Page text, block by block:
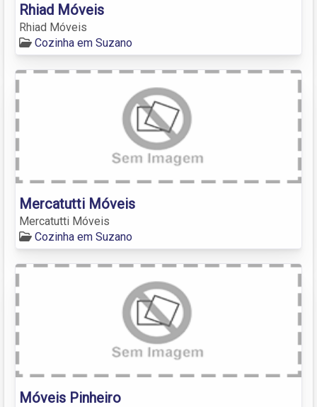
Rhiad Móveis
Rhiad Móveis
Cozinha em Suzano
Mercatutti Móveis
Mercatutti Móveis
Cozinha em Suzano
Móveis Pinheiro